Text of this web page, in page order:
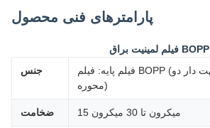
پارامترهای فنی محصول
فیلم لمینیت براق BOPP
جنس
فیلم پایه: فیلم BOPP (پلی پروپیلن جهت دار دو
محوره)
ضخامت 15 میکرون تا 30 میکرون